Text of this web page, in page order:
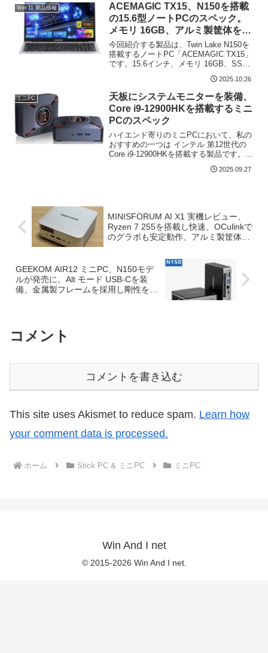
Win 11 製品情報
ACEMAGIC TX15、N150を搭載
の15.6型ノートPCのスペック。
メモリ 16GB、アルミ製筐体を採
用し、セール価格は 34,958円
今回紹介する製品は、Twin Lake N150を
搭載するノートPC「ACEMAGIC TX15」
です。15.6インチ、メモリ 16GB、SSD
す。惜しい事項としては、電源は専用の
DCポートとなり、...
2025.10.26
ミニPC
天板にシステムモニターを装備、
Core i9-12900HKを搭載するミニ
PCのスペック
ハイエンド寄りのミニPCにおいて、私の
おすすめの一つは インテル 第12世代の
Core i9-12900HKを搭載する製品です。私
が所有する製品では、ベンチマークソフ
トによっては Core i9-13900Hを上回るこ
2025.09.27
MINISFORUM AI X1 実機レビュー、
Ryzen 7 255を搭載し快速、OCulinkで
のグラボも安定動作、アルミ製筐体も
GEEKOM AIR12 ミニPC、N150モデ
ルが発売に。Alt モード USB-Cを装
備、金属製フレームを採用し剛性を確
コメント
コメントを書き込む
This site uses Akismet to reduce spam. Learn how
your comment data is processed.
ホーム Stick PC & ミニPC ミニPC
Win And I net
© 2015-2026 Win And I net.